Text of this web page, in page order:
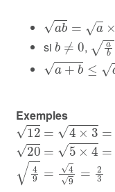
b=a
si
b≠ 0
,
ab=a
+b≤a+ b
Exemples
12=4×3=4×3=
20=5× 4=5×4= 5×
4 9=4 23